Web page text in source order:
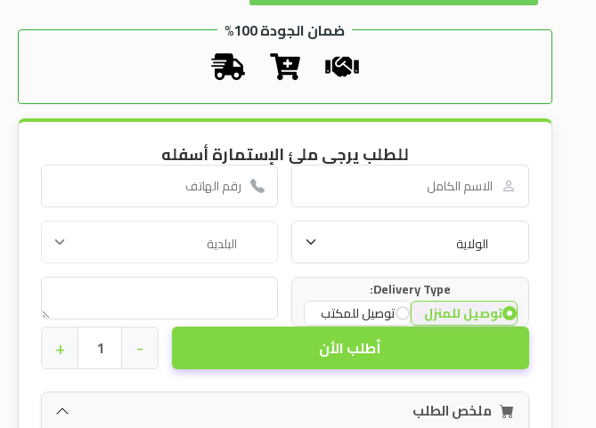
ضمان الجودة 100%
للطلب يرجى ملئ الإستمارة أسفله
Delivery Type:
توصيل للمنزل
توصيل للمكتب
أطلب الأن -
+
ملخص الطلب